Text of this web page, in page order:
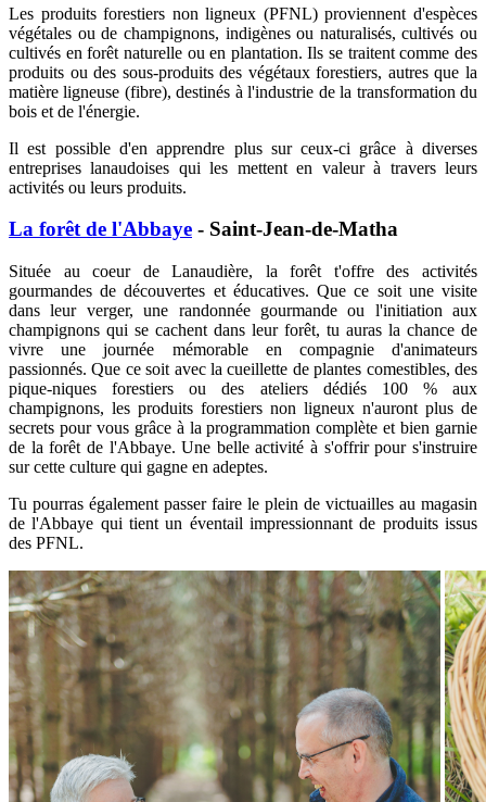
Les produits forestiers non ligneux (PFNL) proviennent d'espèces
végétales ou de champignons, indigènes ou naturalisés, cultivés ou
cultivés en forêt naturelle ou en plantation. Ils se traitent comme des
produits ou des sous-produits des végétaux forestiers, autres que la
matière ligneuse (fibre), destinés à l'industrie de la transformation du
bois et de l'énergie.
Il est possible d'en apprendre plus sur ceux-ci grâce à diverses
entreprises lanaudoises qui les mettent en valeur à travers leurs
activités ou leurs produits.
La forêt de l'Abbaye - Saint-Jean-de-Matha
Située au coeur de Lanaudière, la forêt t'offre des activités
gourmandes de découvertes et éducatives. Que ce soit une visite
dans leur verger, une randonnée gourmande ou l'initiation aux
champignons qui se cachent dans leur forêt, tu auras la chance de
vivre une journée mémorable en compagnie d'animateurs
passionnés. Que ce soit avec la cueillette de plantes comestibles, des
pique-niques forestiers ou des ateliers dédiés 100 % aux
champignons, les produits forestiers non ligneux n'auront plus de
secrets pour vous grâce à la programmation complète et bien garnie
de la forêt de l'Abbaye. Une belle activité à s'offrir pour s'instruire
sur cette culture qui gagne en adeptes.
Tu pourras également passer faire le plein de victuailles au magasin
de l'Abbaye qui tient un éventail impressionnant de produits issus
des PFNL.